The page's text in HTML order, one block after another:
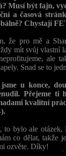
Musí být fajn,
a časová
Chystají
že pro mě a
mít svůj vlastní
ale
Snad se to
u konce,
Přejeme ti
kvalitní
to bylo ale
co dělat, takže
ozvěte. Díky!